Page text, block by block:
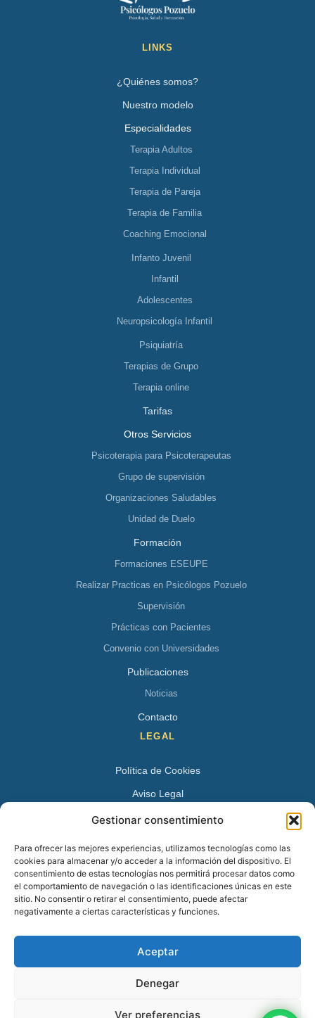
Gestionar consentimiento
Para ofrecer las mejores experiencias, utilizamos tecnologías como las
cookies para almacenar y/o acceder a la información del dispositivo. El
consentimiento de estas tecnologías nos permitirá procesar datos como
el comportamiento de navegación o las identificaciones únicas en este
sitio. No consentir o retirar el consentimiento, puede afectar
negativamente a ciertas características y funciones.
Aceptar
Denegar
Ver preferencias
LINKS
¿Quiénes somos?
Nuestro modelo
Especialidades
Terapia Adultos
Terapia Individual
Terapia de Pareja
Terapia de Familia
Coaching Emocional
Infanto Juvenil
Infantil
Adolescentes
Neuropsicología Infantil
Psiquiatría
Terapias de Grupo
Terapia online
Tarifas
Otros Servicios
Psicoterapia para Psicoterapeutas
Grupo de supervisión
Organizaciones Saludables
Unidad de Duelo
Formación
Formaciones ESEUPE
Realizar Practicas en Psicólogos Pozuelo
Supervisión
Prácticas con Pacientes
Convenio con Universidades
Publicaciones
Noticias
Contacto
LEGAL
Política de Cookies
Aviso Legal
Política de Privacidad
Avenida Juan XXIII 15 B 28224 – Pozuelo de Alarcón,
Madrid
Tel:+34 913527728
+34 669 83 48 45
info@psicologospozuelo.es